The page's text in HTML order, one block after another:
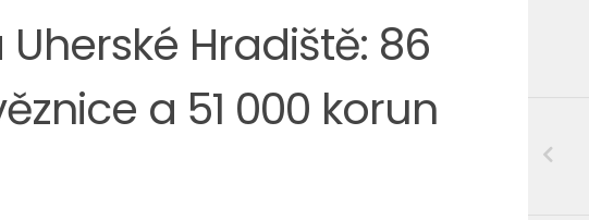
Hradiště: 86
a 51 000 korun